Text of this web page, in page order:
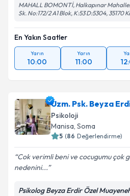
MAHALL BOMONTİ, Halkapınar
Sk. No:172/2 A1 Blok, K:53 D:5304, 35170
En Yakın Saatler
Yarın
10:00
Yarın
11:00
Uzm. Psk. Beyza
Psikoloji
Manisa, Soma
5 (86 Değerlendirme)
Cok verimli beni ve cocugumu çok
nedenini...
Psikolog Beyza Erdir Özel